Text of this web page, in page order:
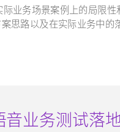
业务场景案例上的局限性
思路以及在实际业务中的
业务测试落